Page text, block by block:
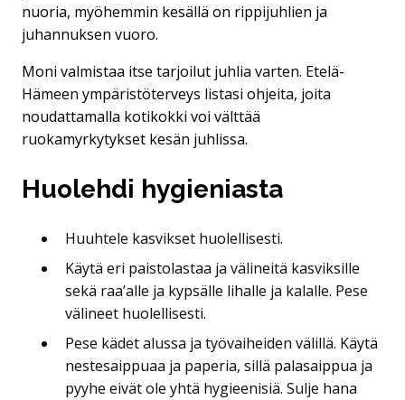
nuoria, myöhemmin kesällä on rippijuhlien ja
juhannuksen vuoro.
Moni valmistaa itse tarjoilut juhlia varten. Etelä-
Hämeen ympäristöterveys listasi ohjeita, joita
noudattamalla kotikokki voi välttää
ruokamyrkytykset kesän juhlissa.
Huolehdi hygieniasta
Huuhtele kasvikset huolellisesti.
Käytä eri paistolastaa ja välineitä kasviksille
sekä raa’alle ja kypsälle lihalle ja kalalle. Pese
välineet huolellisesti.
Pese kädet alussa ja työvaiheiden välillä. Käytä
nestesaippuaa ja paperia, sillä palasaippua ja
pyyhe eivät ole yhtä hygieenisiä. Sulje hana